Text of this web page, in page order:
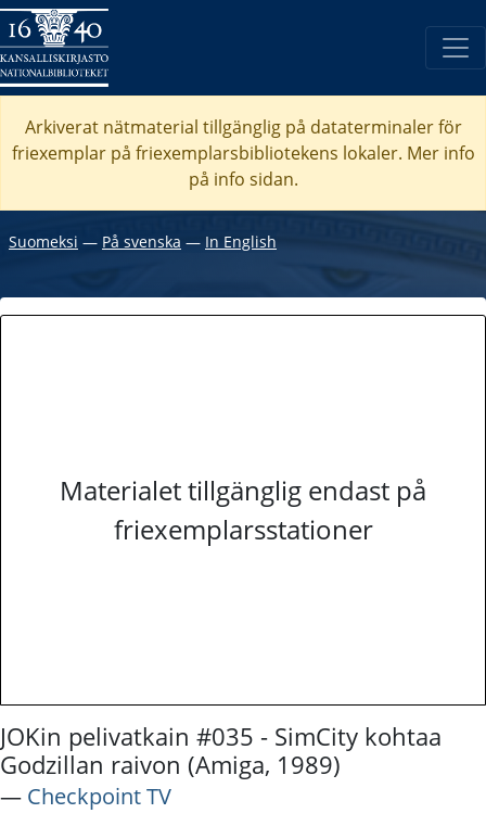
Arkiverat nätmaterial tillgänglig på dataterminaler för
friexemplar på friexemplarsbibliotekens lokaler. Mer info
på info sidan.
Suomeksi ― På svenska ― In English
Materialet tillgänglig endast på
friexemplarsstationer
JOKin pelivatkain #035 - SimCity kohtaa
Godzillan raivon (Amiga, 1989)
― Checkpoint TV